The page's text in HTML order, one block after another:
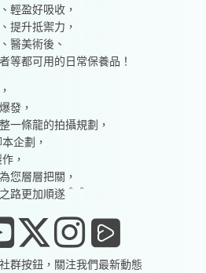
輕盈好吸收，
提升抵禦力，
醫美術後、
等都可用的日常保養品！
發，
一條龍的拍攝規劃，
企劃，
，
您層層把關，
路更加順遂＾＾
群按鈕，關注我們最新動態